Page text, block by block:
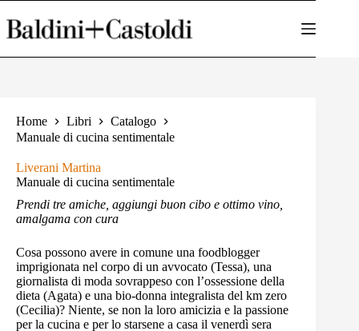
al
contenuto
Home Libri
Catalogo
Manuale di cucina sentimentale
Liverani Martina
Manuale di cucina sentimentale
Prendi tre amiche, aggiungi buon cibo e ottimo vino,
amalgama con cura
Cosa possono avere in comune una foodblogger
imprigionata nel corpo di un avvocato (Tessa), una
giornalista di moda sovrappeso con l’ossessione della
dieta (Agata) e una bio-donna integralista del km zero
(Cecilia)? Niente, se non la loro amicizia e la passione
per la cucina e per lo starsene a casa il venerdì sera